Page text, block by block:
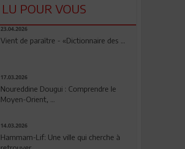
LU POUR VOUS
23.04.2026
Vient de paraître - «Dictionnaire des ...
17.03.2026
Noureddine Dougui : Comprendre le
Moyen-Orient, ...
14.03.2026
Hammam-Lif: Une ville qui cherche à